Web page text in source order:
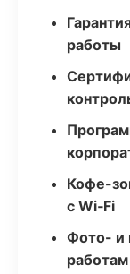
работы
Кофе-
с Wi‑Fi
Фото- и
работам